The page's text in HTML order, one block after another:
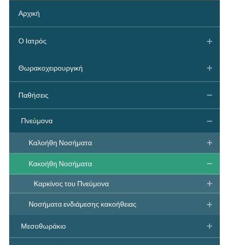
Αρχική
Ο Ιατρός
Θωρακοχειρουργική
Παθήσεις
Πνεύμονα
Καλοήθη Νοσήματα
Κακοήθη Νοσήματα
Καρκίνος του Πνεύμονα
Νοσήματα ενδιάμεσης κακοήθειας
Μεσοθωράκιο